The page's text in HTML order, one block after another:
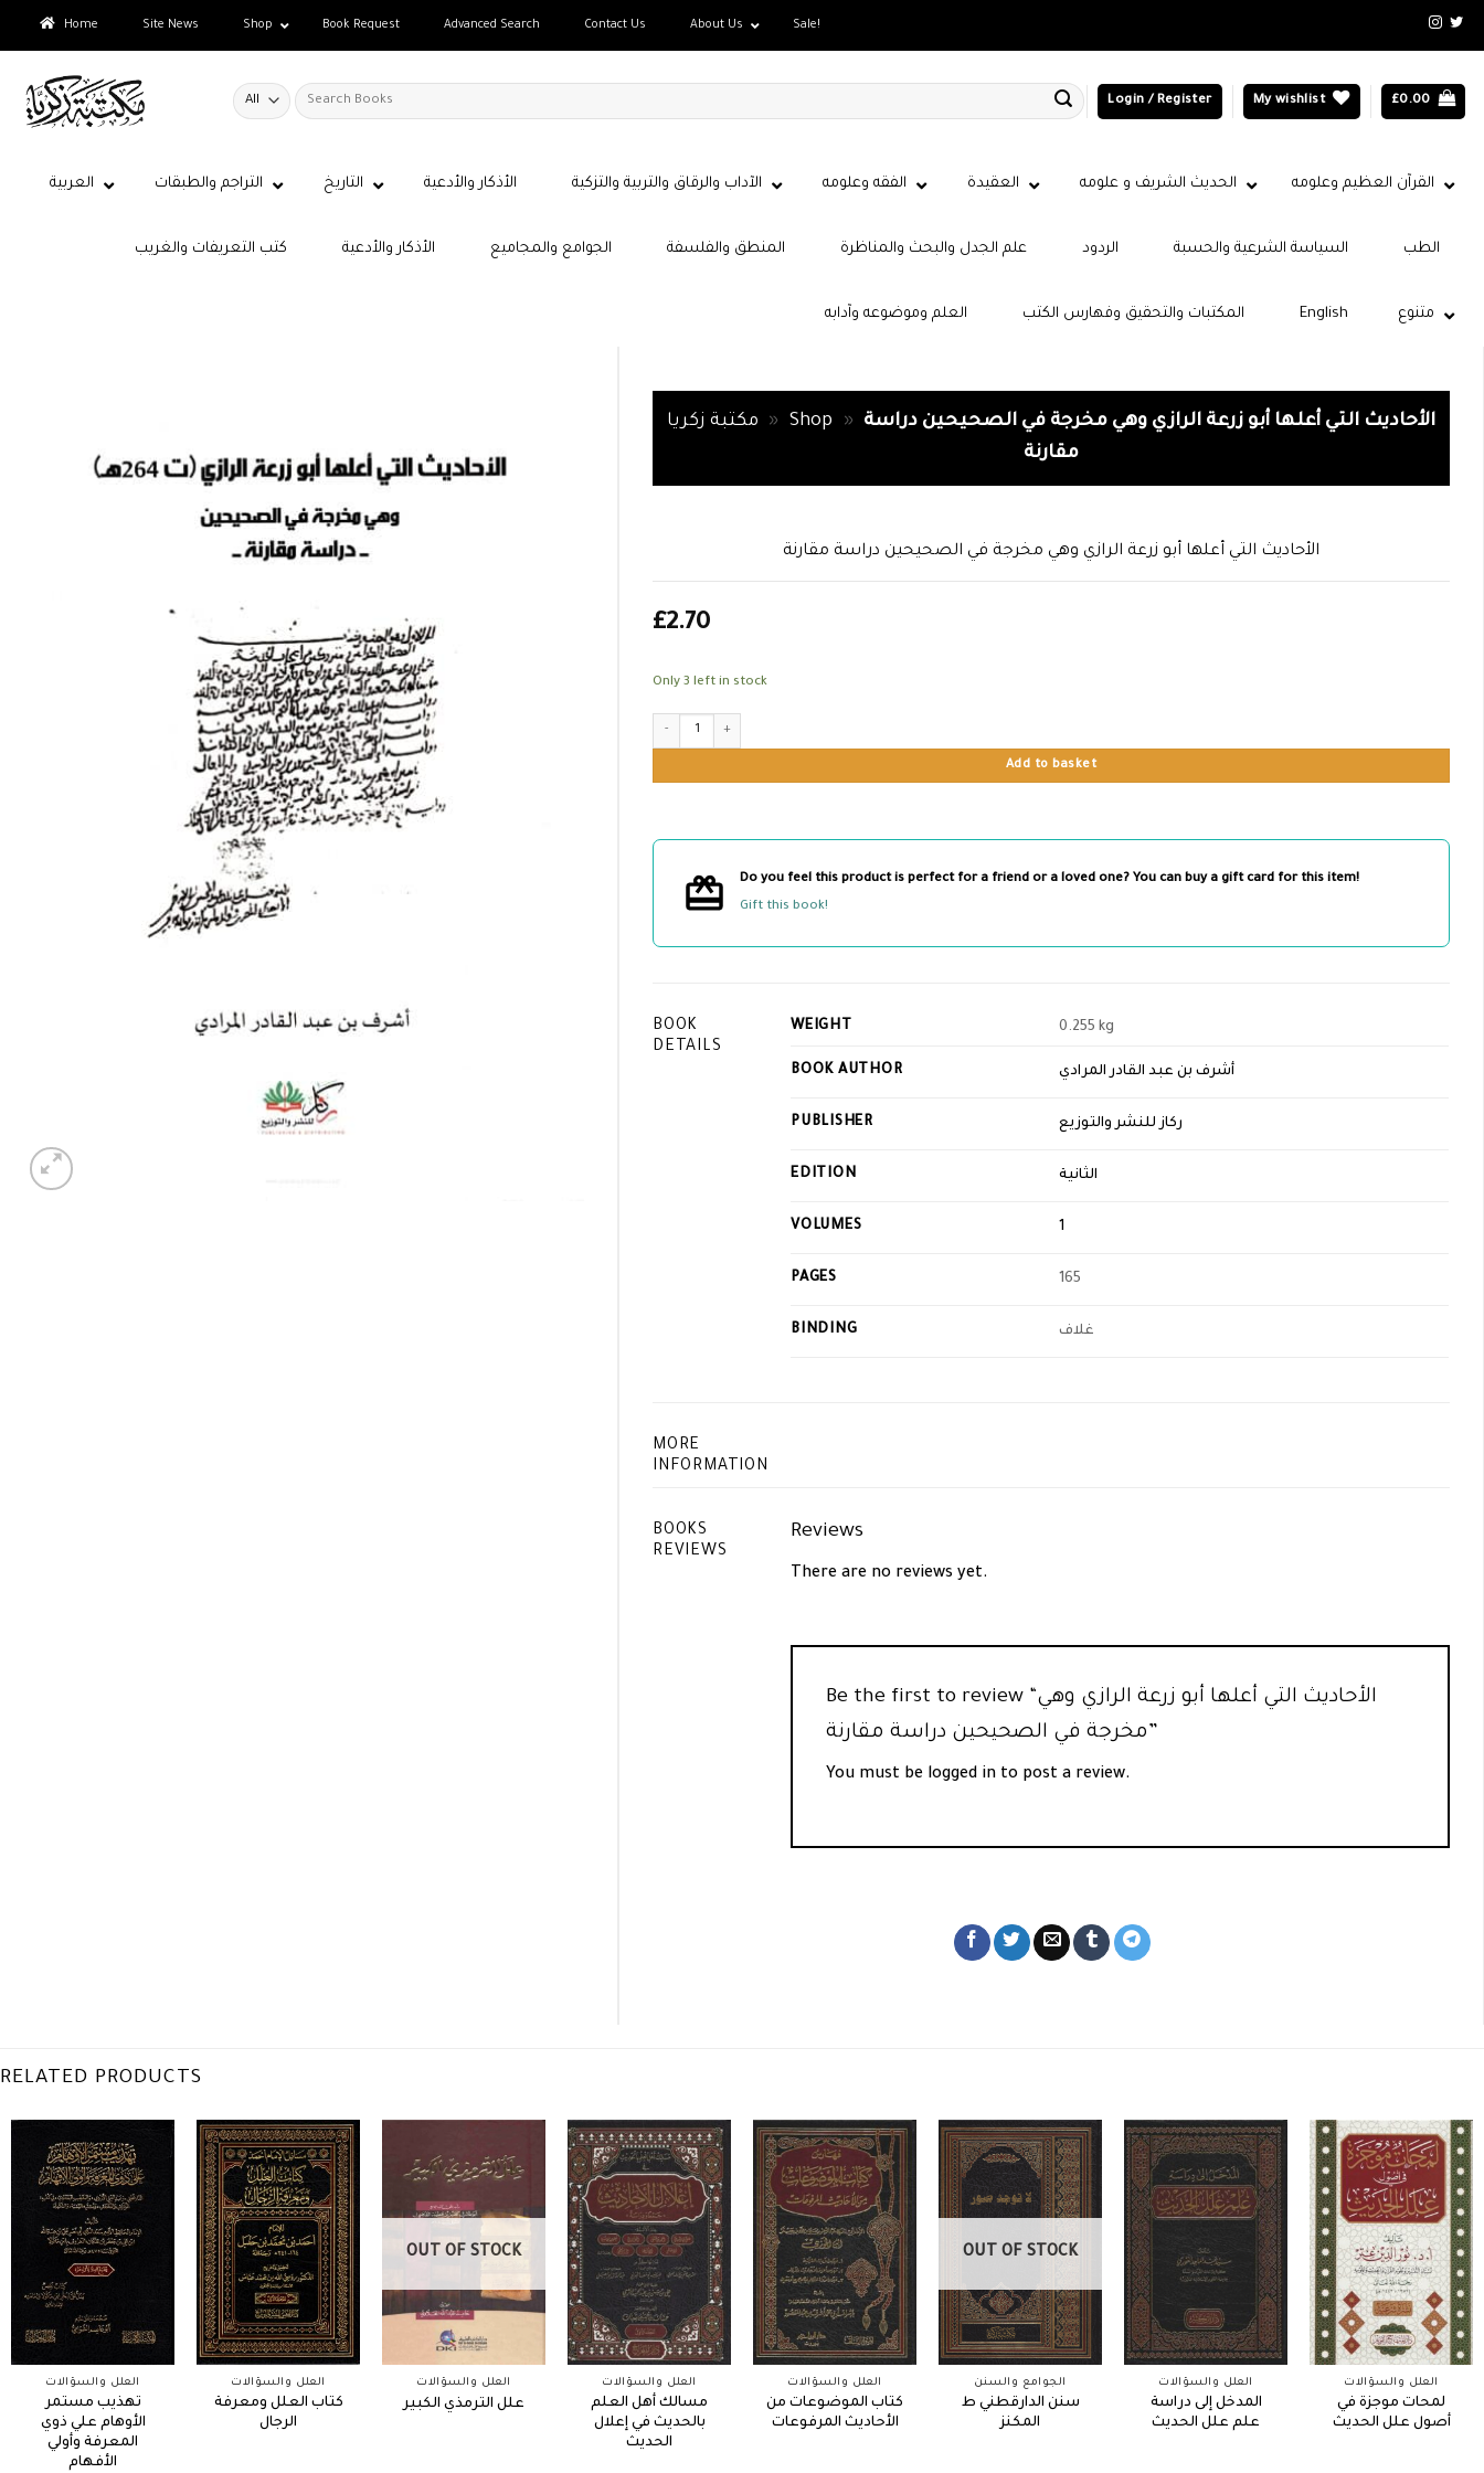
Home Site News Shop Book Request Advanced Search Contact Us About Us Sale!
Search
for:
Login / Register My wishlist £0.00
القرآن العظيم وعلومه الحديث الشريف و علومه العقيدة الفقه وعلومه الآداب والرقاق والتربية والتزكية الأذكار والأدعية التاريخ التراجم والطبقات العربية
كتب التعريفات والغريب الأذكار والأدعية الجوامع والمجاميع المنطق والفلسفة علم الجدل والبحث والمناظرة الردود السياسة الشرعية والحسبة الطب
العلم وموضوعه وآدابه المكتبات والتحقيق وفهارس الكتب متنوع English
مكتبة زكريا » Shop » الأحاديث التي أعلها أبو زرعة الرازي وهي مخرجة في الصحيحين دراسة
مقارنة
الأحاديث التي أعلها أبو زرعة الرازي وهي مخرجة في الصحيحين دراسة مقارنة
£2.70
Only 3 left in stock
Add to basket
Do you feel this product is perfect for a friend or a loved one? You can buy a gift card for this item!
Gift this book!
BOOK
DETAILS
WEIGHT 0.255 kg
BOOK AUTHOR أشرف بن عبد القادر المرادي
PUBLISHER ركاز للنشر والتوزيع
EDITION الثانية
VOLUMES 1
PAGES 165
BINDING غلاف
MORE
INFORMATION
BOOKS
REVIEWS
Reviews
There are no reviews yet.
Be the first to review “الأحاديث التي أعلها أبو زرعة الرازي وهي
مخرجة في الصحيحين دراسة مقارنة”
You must be logged in to post a review.
RELATED PRODUCTS
العلل والسؤالات
تهذيب مستمر
الأوهام علي ذوي
المعرفة وأولي
الأفهام
العلل والسؤالات
كتاب العلل ومعرفة
الرجال
OUT OF STOCK
العلل والسؤالات
علل الترمذي الكبير
العلل والسؤالات
مسالك أهل العلم
بالحديث في إعلال
الحديث
العلل والسؤالات
كتاب الموضوعات من
الأحاديث المرفوعات
OUT OF STOCK
الجوامع والسنن
سنن الدارقطني ط
المكنز
العلل والسؤالات
المدخل إلى دراسة
علم علل الحديث
العلل والسؤالات
لمحات موجزة في
أصول علل الحديث